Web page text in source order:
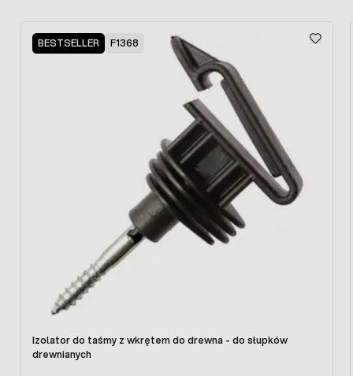
BESTSELLER F1368
Izolator do taśmy z wkrętem do drewna - do słupków
drewnianych